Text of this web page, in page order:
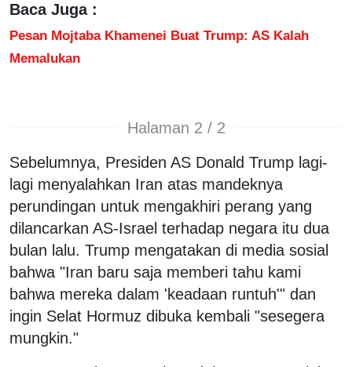
Baca Juga :
Pesan Mojtaba Khamenei Buat Trump: AS Kalah
Memalukan
Halaman 2 / 2
Sebelumnya, Presiden AS Donald Trump lagi-
lagi menyalahkan Iran atas mandeknya
perundingan untuk mengakhiri perang yang
dilancarkan AS-Israel terhadap negara itu dua
bulan lalu. Trump mengatakan di media sosial
bahwa "Iran baru saja memberi tahu kami
bahwa mereka dalam 'keadaan runtuh'" dan
ingin Selat Hormuz dibuka kembali "sesegera
mungkin."